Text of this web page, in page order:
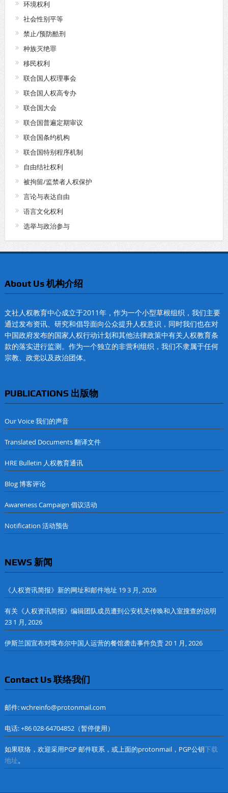
环境权利
社会性别平等
禁止/预防酷刑
种族灭绝罪
移民权利
联合国人权理事会
联合国人权高专办
联合国大会
联合国普遍定期审议
联合国条约机构
联合国特别程序机制
自由结社权利
被拘留/监禁者人权保护
言论与表达自由
语言文化权利
选举与政治参与
About Us 机构介绍
文社人权教育中心成立于2011年，作为一个小型草根组织，我们主要
通过发布资讯、研究和倡导面向公众提升人权意识，同时我们也在对
中国政府发布的国家人权行动计划和其他法律政策中有关人权教育条
款的落实进行监测。作为一个独立的非营利组织，我们不隶属于任何
宗教、政党以及政治团体。
PUBLICATIONS 出版物
Our Voice 我们的声音
Translated Documents 翻译文件
HRE Bulletin 人权教育通讯
Blog 博客评论
Awareness Campaign 倡议活动
Notification 活动预告
NEWS 新闻
《人权资讯简报》新的网址和邮件地址 19 3 月, 2026
有关《人权资讯简报》编辑团队成员遭到公安机关传唤和入室搜查的说明
23 1 月, 2026
伊斯兰国宣布对喀布尔中国人运营的餐馆袭击事件负责20 1 月, 2026
Contact Us 联络我们
邮件: wchreinfo@protonmail.com
电话: +86 028-64704852（暂停使用）
如果联络，欢迎采用PGP 邮件联系，或上面的protonmail，PGP公钥下载
地址。